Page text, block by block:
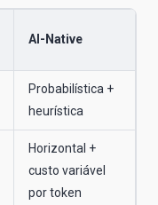
AI-Native
Probabilística +
heurística
Horizontal +
custo variável
por token